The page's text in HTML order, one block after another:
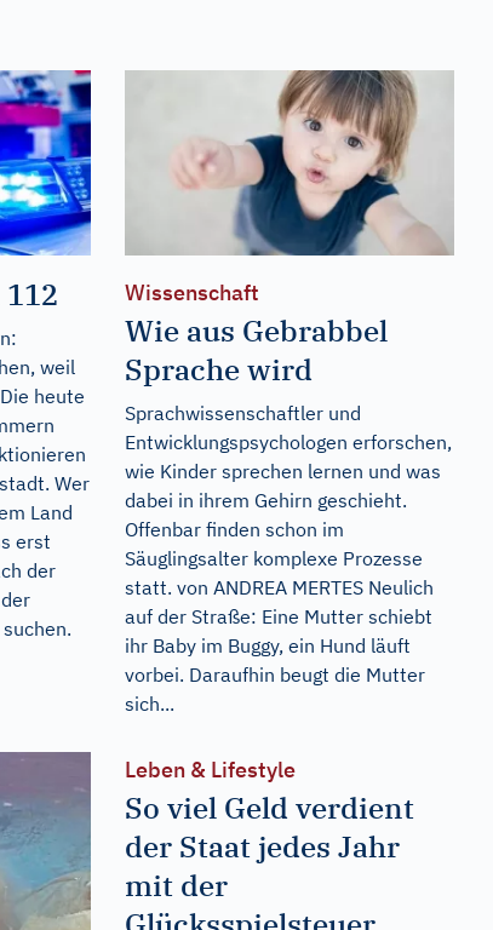
weil
heute
Wer
Land
erst
der
Wissenschaft
Wie aus Gebrabbel
Sprache wird
Sprachwissenschaftler und
Entwicklungspsychologen erforschen,
wie Kinder sprechen lernen und was
dabei in ihrem Gehirn geschieht.
Offenbar finden schon im
Säuglingsalter komplexe Prozesse
statt. von ANDREA MERTES Neulich
auf der Straße: Eine Mutter schiebt
ihr Baby im Buggy, ein Hund läuft
vorbei. Daraufhin beugt die Mutter
sich...
Leben & Lifestyle
So viel Geld verdient
der Staat jedes Jahr
mit der